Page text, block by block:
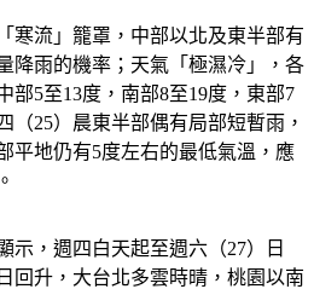
寒流」籠罩，中部以北及東半部有
降雨的機率；天氣「極濕冷」，各
部5至13度，南部8至19度，東部7
（25）晨東半部偶有局部短暫雨，
平地仍有5度左右的最低氣溫，應
示，週四白天起至週六（27）日